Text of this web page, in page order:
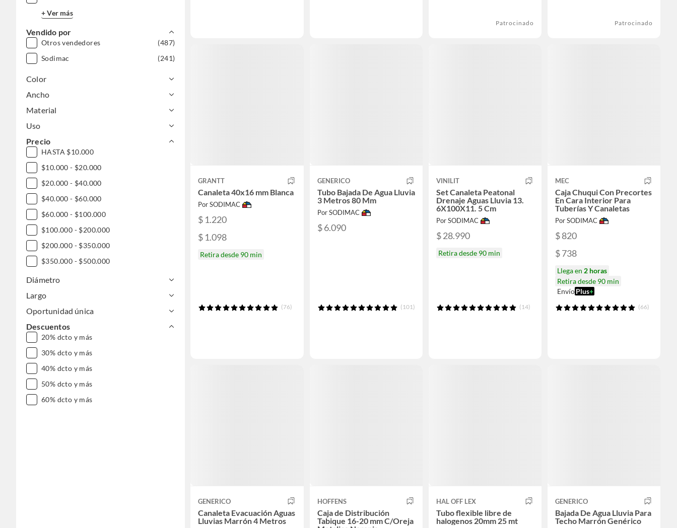
+ Ver más
Vendido por
Otros vendedores
(487)
Sodimac
(241)
Color
Ancho
Material
Uso
Precio
HASTA $10.000
$10.000 - $20.000
$20.000 - $40.000
$40.000 - $60.000
$60.000 - $100.000
$100.000 - $200.000
$200.000 - $350.000
$350.000 - $500.000
$500.000 - $1.000.000
Diámetro
Largo
Oportunidad única
Descuentos
20% dcto y más
30% dcto y más
40% dcto y más
50% dcto y más
60% dcto y más
Patrocinado Patrocinado
GRANTT
Canaleta 40x16 mm Blanca
Por SODIMAC
$ 1.220
$ 1.098
Retira desde 90 min
(76)
GENERICO
Tubo Bajada De Agua Lluvia
3 Metros 80 Mm
Por SODIMAC
$ 6.090
(101)
VINILIT
Set Canaleta Peatonal
Drenaje Aguas Lluvia 13.
6X100X11. 5 Cm
Por SODIMAC
$ 28.990
Retira desde 90 min
(14)
MEC
Caja Chuqui Con Precortes
En Cara Interior Para
Tuberías Y Canaletas
Por SODIMAC
$ 820
$ 738
Llega en 2 horas
Retira desde 90 min
EnvíoPlus+
(66)
GENERICO
Canaleta Evacuación Aguas
Lluvias Marrón 4 Metros
HOFFENS
Caja de Distribución
Tabique 16-20 mm C/Oreja
HAL OFF LEX
Tubo flexible libre de
halogenos 20mm 25 mt
GENERICO
Bajada De Agua Lluvia Para
Techo Marrón Genérico